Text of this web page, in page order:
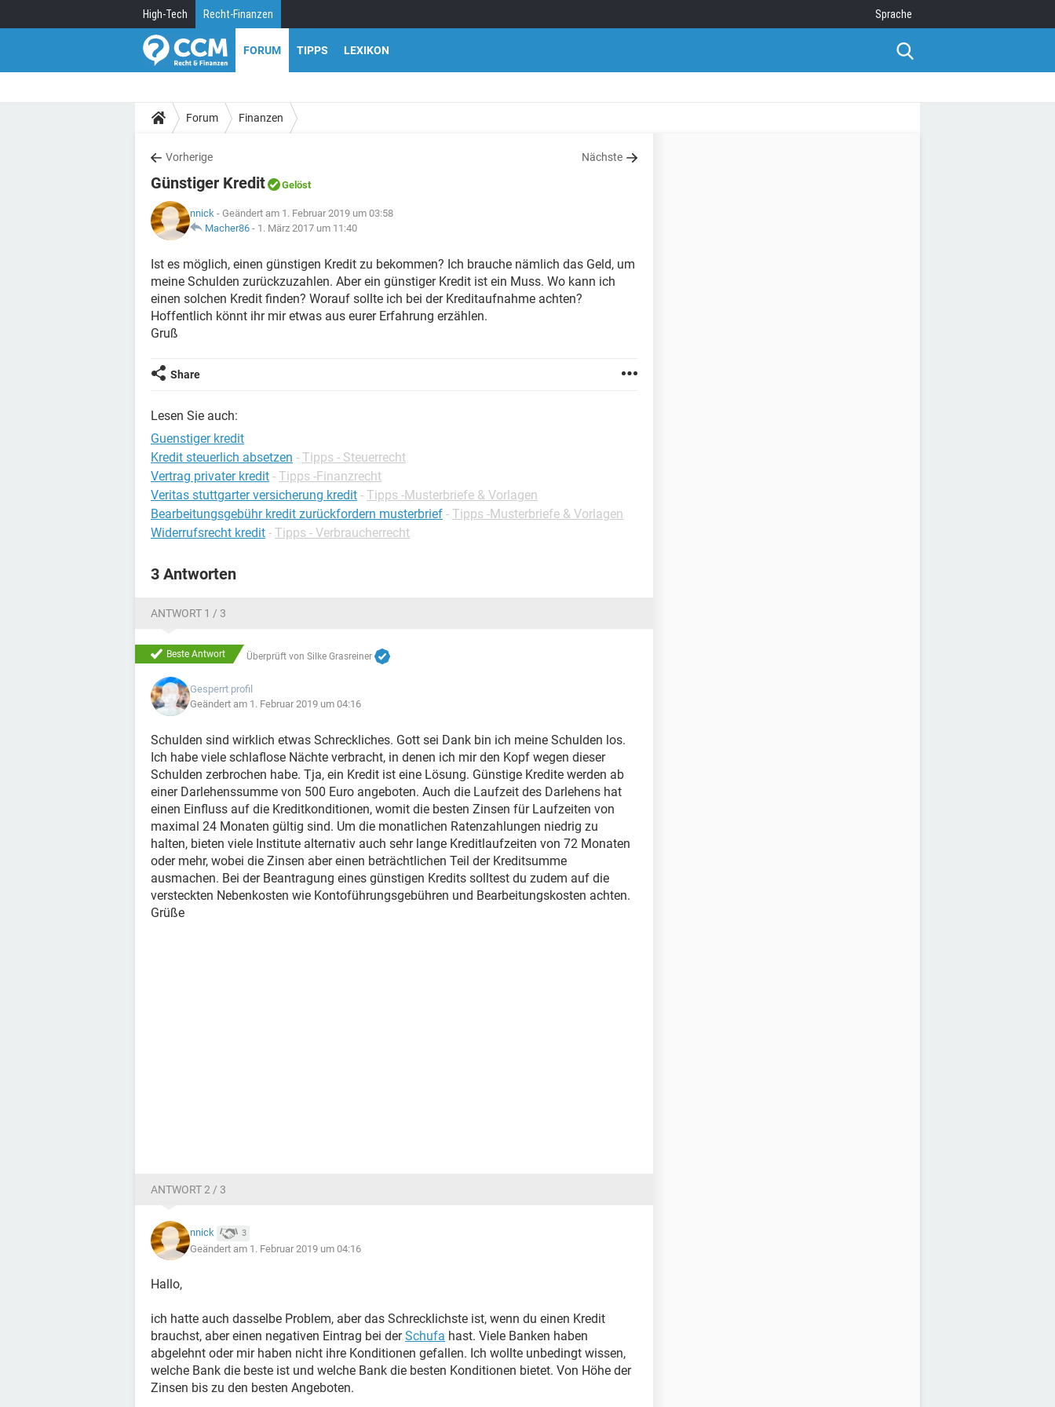
High-Tech Recht-Finanzen Sprache
FORUM TIPPS LEXIKON
Forum Finanzen
Vorherige Nächste
Günstiger Kredit Gelöst
nnick - Geändert am 1. Februar 2019 um 03:58
Macher86 - 1. März 2017 um 11:40
Ist es möglich, einen günstigen Kredit zu bekommen? Ich brauche nämlich das Geld, um
meine Schulden zurückzuzahlen. Aber ein günstiger Kredit ist ein Muss. Wo kann ich
einen solchen Kredit finden? Worauf sollte ich bei der Kreditaufnahme achten?
Hoffentlich könnt ihr mir etwas aus eurer Erfahrung erzählen.
Gruß
Share
Lesen Sie auch:
Guenstiger kredit
Kredit steuerlich absetzen - Tipps - Steuerrecht
Vertrag privater kredit - Tipps -Finanzrecht
Veritas stuttgarter versicherung kredit - Tipps -Musterbriefe & Vorlagen
Bearbeitungsgebühr kredit zurückfordern musterbrief - Tipps -Musterbriefe & Vorlagen
Widerrufsrecht kredit - Tipps - Verbraucherrecht
3 Antworten
ANTWORT 1 / 3
Beste Antwort Überprüft von Silke Grasreiner
Gesperrt profil
Geändert am 1. Februar 2019 um 04:16
Schulden sind wirklich etwas Schreckliches. Gott sei Dank bin ich meine Schulden los.
Ich habe viele schlaflose Nächte verbracht, in denen ich mir den Kopf wegen dieser
Schulden zerbrochen habe. Tja, ein Kredit ist eine Lösung. Günstige Kredite werden ab
einer Darlehenssumme von 500 Euro angeboten. Auch die Laufzeit des Darlehens hat
einen Einfluss auf die Kreditkonditionen, womit die besten Zinsen für Laufzeiten von
maximal 24 Monaten gültig sind. Um die monatlichen Ratenzahlungen niedrig zu
halten, bieten viele Institute alternativ auch sehr lange Kreditlaufzeiten von 72 Monaten
oder mehr, wobei die Zinsen aber einen beträchtlichen Teil der Kreditsumme
ausmachen. Bei der Beantragung eines günstigen Kredits solltest du zudem auf die
versteckten Nebenkosten wie Kontoführungsgebühren und Bearbeitungskosten achten.
Grüße
ANTWORT 2 / 3
nnick 3
Geändert am 1. Februar 2019 um 04:16
Hallo,
ich hatte auch dasselbe Problem, aber das Schrecklichste ist, wenn du einen Kredit
brauchst, aber einen negativen Eintrag bei derSchufa hast. Viele Banken haben
abgelehnt oder mir haben nicht ihre Konditionen gefallen. Ich wollte unbedingt wissen,
welche Bank die beste ist und welche Bank die besten Konditionen bietet. Von Höhe der
Zinsen bis zu den besten Angeboten.